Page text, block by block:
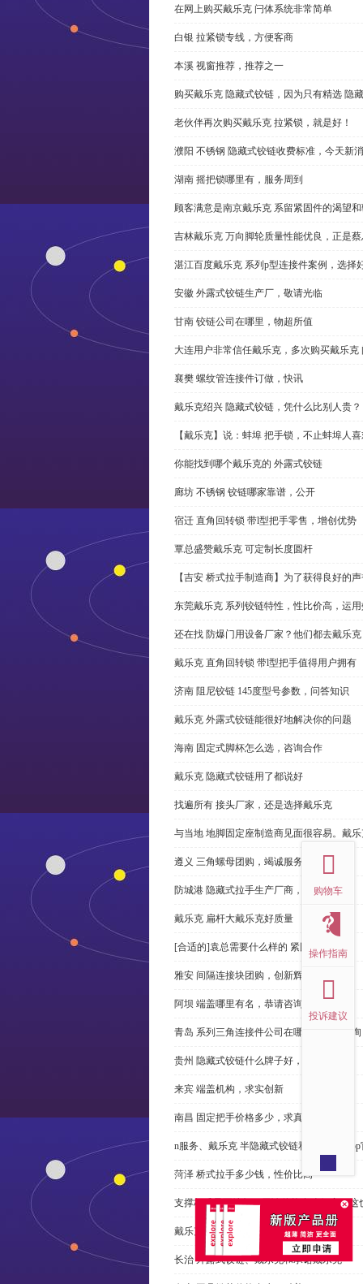
在网上购买戴乐克 闩体系统非常简单
白银 拉紧锁专线，方便客商
本溪 视窗推荐，推荐之一
购买戴乐克 隐藏式铰链，因为只有精选 隐
老伙伴再次购买戴乐克 拉紧锁，就是好！
濮阳 不锈钢 隐藏式铰链收费标准，今天新
湖南 摇把锁哪里有，服务周到
顾客满意是南京戴乐克 系留紧固件的渴望
吉林戴乐克 万向脚轮质量性能优良，正是
湛江百度戴乐克 系列p型连接件案例，选择
安徽 外露式铰链生产厂，敬请光临
甘南 铰链公司在哪里，物超所值
大连用户非常信任戴乐克，多次购买戴乐克
襄樊 螺纹管连接件订做，快讯
戴乐克绍兴 隐藏式铰链，凭什么比别人贵？
【戴乐克】说：蚌埠 把手锁，不止蚌埠人
你能找到哪个戴乐克的 外露式铰链
廊坊 不锈钢 铰链哪家靠谱，公开
宿迁 直角回转锁 带l型把手零售，增创优势
覃总盛赞戴乐克 可定制长度圆杆
【吉安 桥式拉手制造商】为了获得良好的
东莞戴乐克 系列铰链特性，性比价高，运
还在找 防爆门用设备厂家？他们都去戴乐克
戴乐克 直角回转锁 带l型把手值得用户拥有
济南 阻尼铰链 145度型号参数，问答知识
戴乐克 外露式铰链能很好地解决你的问题
海南 固定式脚杯怎么选，咨询合作
戴乐克 隐藏式铰链用了都说好
找遍所有 接头厂家，还是选择戴乐克
与当地 地脚固定座制造商见面很容易。戴
遵义 三角螺母团购，竭诚服务
防城港 隐藏式拉手生产厂商，尊重客户
戴乐克 扁杆大戴乐克好质量
[合适的]袁总需要什么样的 紧固件？
雅安 间隔连接块团购，创新辉煌
阿坝 端盖哪里有名，恭请咨询
青岛 系列三角连接件公司在哪里，免费咨询
贵州 隐藏式铰链什么牌子好，恭请来电
来宾 端盖机构，求实创新
南昌 固定把手价格多少，求真务实
n服务、戴乐克 半隐藏式铰链和米乐体育
菏泽 桥式拉手多少钱，性价比高
支撑杆质量不达标？无论价格多么便宜，这
戴乐克 系列三角螺母不好，但更好
长治 外露式铰链、戴乐克和承诺戴乐克
top
购物车
操作指南
投诉建议